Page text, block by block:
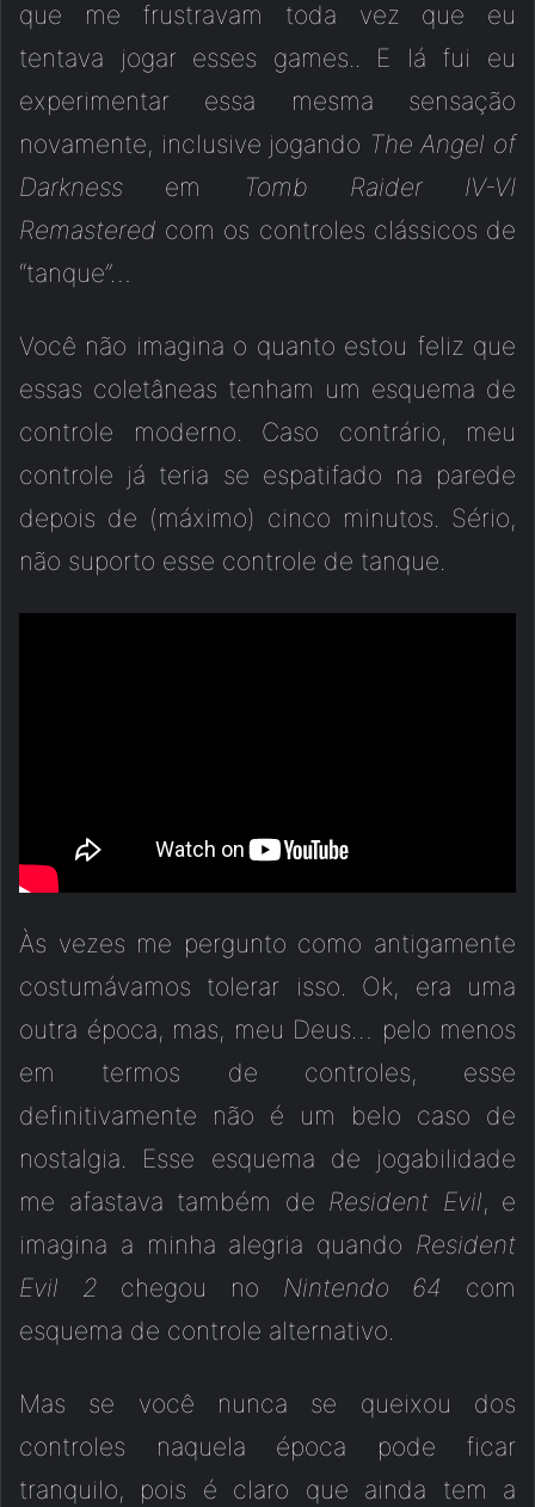
que me frustravam toda vez que eu
tentava jogar esses games.. E lá fui eu
experimentar essa mesma sensação
novamente, inclusive jogando The Angel of
Darkness em
Tomb Raider IV-VI
Remastered com os controles clássicos de
“tanque”…
Você não imagina o quanto estou feliz que
essas coletâneas tenham um esquema de
controle moderno. Caso contrário, meu
controle já teria se espatifado na parede
depois de (máximo) cinco minutos. Sério,
não suporto esse controle de tanque.
Às vezes me pergunto como antigamente
costumávamos tolerar isso. Ok, era uma
outra época, mas, meu Deus… pelo menos
em termos de controles, esse
definitivamente não é um belo caso de
nostalgia. Esse esquema de jogabilidade
me afastava também de Resident Evil, e
imagina a minha alegria quando Resident
Evil 2 chegou no Nintendo 64 com
esquema de controle alternativo.
Mas se você nunca se queixou dos
controles naquela época pode ficar
tranquilo, pois é claro que ainda tem a